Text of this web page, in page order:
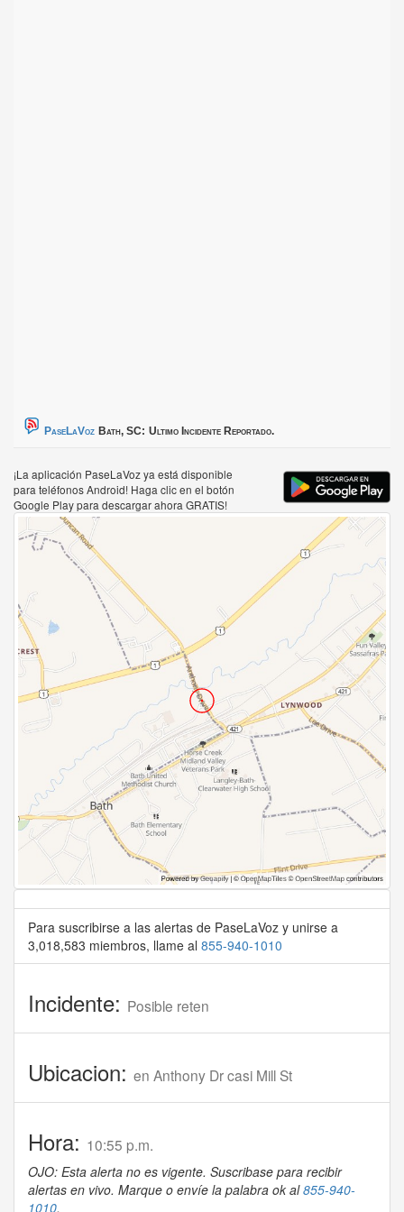
PaseLaVoz Bath, SC: Ultimo Incidente Reportado.
¡La aplicación PaseLaVoz ya está disponible
para teléfonos Android! Haga clic en el botón
Google Play para descargar ahora GRATIS!
Para suscribirse a las alertas de PaseLaVoz y unirse a
3,018,583 miembros, llame al 855-940-1010
Incidente: Posible reten
Ubicacion: en Anthony Dr casi Mill St
Hora: 10:55 p.m.
OJO: Esta alerta no es vigente. Suscribase para recibir
alertas en vivo. Marque o envíe la palabra ok al855-940-
1010.